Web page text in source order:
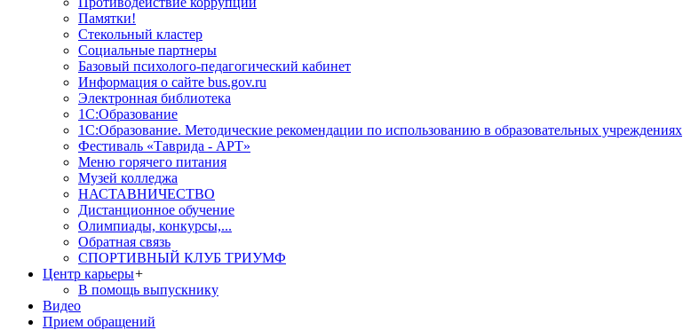
Памятки!
Стекольный кластер
Социальные партнеры
Базовый психолого-педагогический кабинет
Информация о сайте bus.gov.ru
Электронная библиотека
1С:Образование
1С:Образование. Методические рекомендации по использованию в образовательных учреждениях
Фестиваль «Таврида - АРТ»
Меню горячего питания
Музей колледжа
НАСТАВНИЧЕСТВО
Дистанционное обучение
Олимпиады, конкурсы,...
Обратная связь
СПОРТИВНЫЙ КЛУБ ТРИУМФ
Центр карьеры+
В помощь выпускнику
Видео
Прием обращений